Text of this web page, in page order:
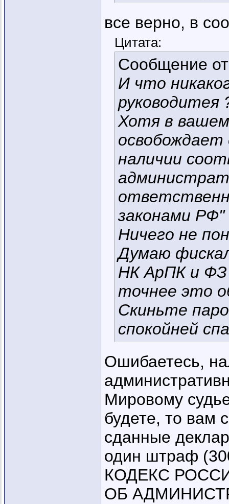
все верно, в
Цитата:
Сообщение
И что
руководитея
Хотя в
наличии
законами РФ"
Ничего не
Думаю
НК АрПК и ФЗ
точнее это
Скиньте
спокойней
Ошибаетесь,
Мировому
будете, то вам
сданные
один штраф
КОДЕКС
ОБ